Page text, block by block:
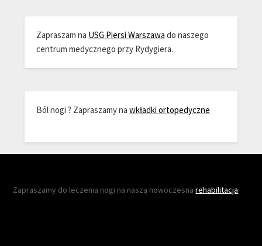
Zapraszam na USG Piersi Warszawa do naszego
centrum medycznego przy Rydygiera.
Ból nogi ? Zapraszamy nawkładki ortopedyczne
Zapraszamy do leczenia nogi na naszą nowoczesnarehabilitacja